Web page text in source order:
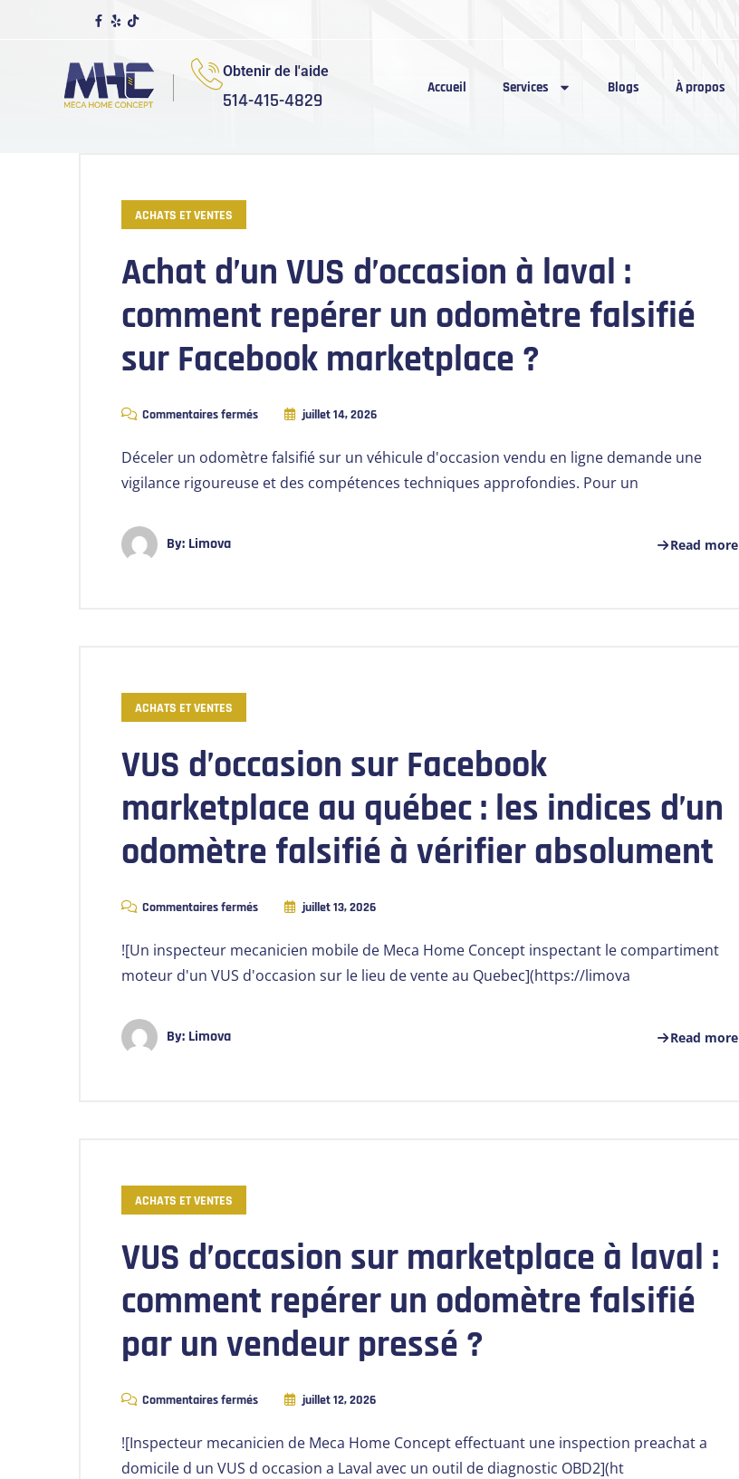
Obtenir de l'aide
514-415-4829
Accueil Services Blogs À propos
ACHATS ET VENTES
Achat d’un VUS d’occasion à laval :
comment repérer un odomètre falsifié
sur Facebook marketplace ?
Commentaires fermés juillet 14, 2026
Déceler un odomètre falsifié sur un véhicule d'occasion vendu en ligne demande une
vigilance rigoureuse et des compétences techniques approfondies. Pour un
By: Limova Read more
ACHATS ET VENTES
VUS d’occasion sur Facebook
marketplace au québec : les indices d’un
odomètre falsifié à vérifier absolument
Commentaires fermés juillet 13, 2026
![Un inspecteur mecanicien mobile de Meca Home Concept inspectant le compartiment
moteur d'un VUS d'occasion sur le lieu de vente au Quebec](https://limova
By: Limova Read more
ACHATS ET VENTES
VUS d’occasion sur marketplace à laval :
comment repérer un odomètre falsifié
par un vendeur pressé ?
Commentaires fermés juillet 12, 2026
![Inspecteur mecanicien de Meca Home Concept effectuant une inspection preachat a
domicile d un VUS d occasion a Laval avec un outil de diagnostic OBD2](ht